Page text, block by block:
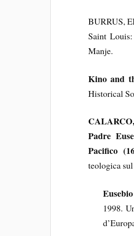
BURRUS,
Saint
Manje.
Kino and
Historical
Padre
Pacifico
teologica
1998.